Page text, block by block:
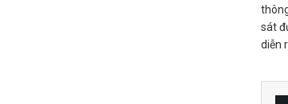
sát
diễn